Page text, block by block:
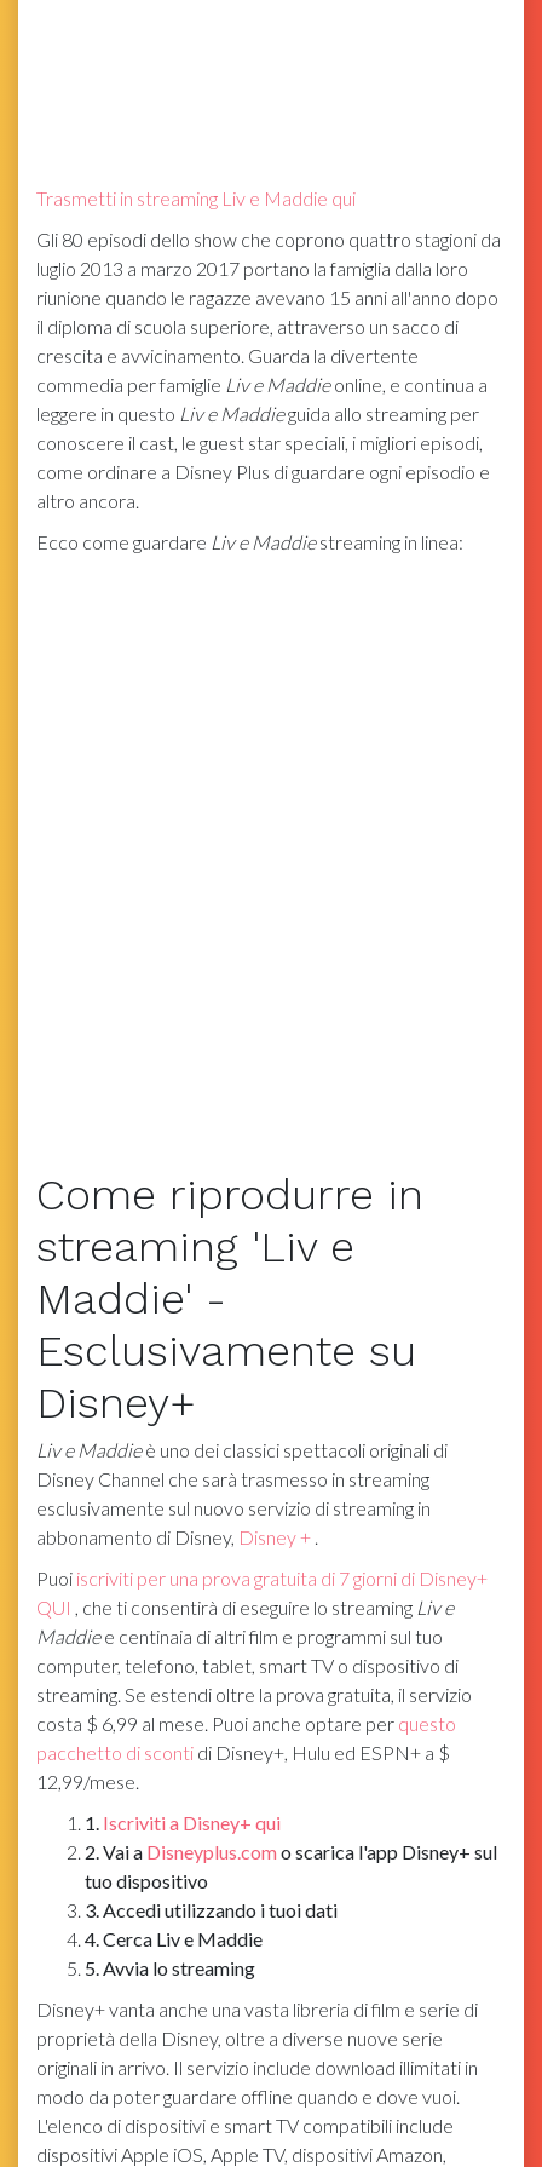
Trasmetti in streaming Liv e Maddie qui
Gli 80 episodi dello show che coprono quattro stagioni da
luglio 2013 a marzo 2017 portano la famiglia dalla loro
riunione quando le ragazze avevano 15 anni all'anno dopo
il diploma di scuola superiore, attraverso un sacco di
crescita e avvicinamento. Guarda la divertente
commedia per famiglie Liv e Maddieonline, e continua a
leggere in questo Liv e Maddieguida allo streaming per
conoscere il cast, le guest star speciali, i migliori episodi,
come ordinare a Disney Plus di guardare ogni episodio e
altro ancora.
Ecco come guardare Liv e Maddiestreaming in linea:
Come riprodurre in
streaming 'Liv e
Maddie' -
Esclusivamente su
Disney+
Liv e Maddieè uno dei classici spettacoli originali di
Disney Channel che sarà trasmesso in streaming
esclusivamente sul nuovo servizio di streaming in
abbonamento di Disney, Disney + .
Puoi iscriviti per una prova gratuita di 7 giorni di Disney+
QUI , che ti consentirà di eseguire lo streaming Liv e
Maddiee centinaia di altri film e programmi sul tuo
computer, telefono, tablet, smart TV o dispositivo di
streaming. Se estendi oltre la prova gratuita, il servizio
costa $ 6,99 al mese. Puoi anche optare per questo
pacchetto di sconti di Disney+, Hulu ed ESPN+ a $
12,99/mese.
1. Iscriviti a Disney+ qui
2. Vai a Disneyplus.com o scarica l'app Disney+ sul
tuo dispositivo
3. Accedi utilizzando i tuoi dati
4. Cerca Liv e Maddie
5. Avvia lo streaming
Disney+ vanta anche una vasta libreria di film e serie di
proprietà della Disney, oltre a diverse nuove serie
originali in arrivo. Il servizio include download illimitati in
modo da poter guardare offline quando e dove vuoi.
L'elenco di dispositivi e smart TV compatibili include
dispositivi Apple iOS, Apple TV, dispositivi Amazon,